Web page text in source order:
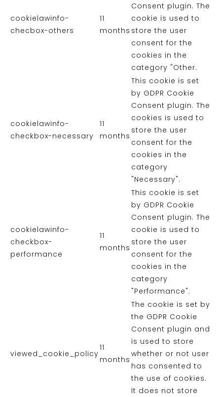
cookielawinfo-
checbox-others
11
months
Consent plugin. The
cookie is used to
store the user
consent for the
cookies in the
category "Other.
cookielawinfo-
checkbox-necessary
11
months
This cookie is set
by GDPR Cookie
Consent plugin. The
cookies is used to
store the user
consent for the
cookies in the
category
"Necessary".
cookielawinfo-
checkbox-
performance
11
months
This cookie is set
by GDPR Cookie
Consent plugin. The
cookie is used to
store the user
consent for the
cookies in the
category
"Performance".
viewed_cookie_policy
11
months
The cookie is set by
the GDPR Cookie
Consent plugin and
is used to store
whether or not user
has consented to
the use of cookies.
It does not store